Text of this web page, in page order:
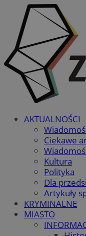
AKTUALNOŚCI
Ciekawe
Kultura
Polityka
Dla
Artykuły
KRYMINALNE
MIASTO